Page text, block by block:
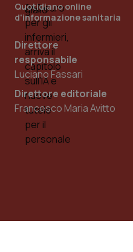
Quotidiano online
d'informazione sanitaria
Direttore
responsabile
Luciano Fassari
Direttore editoriale
Francesco Maria Avitto